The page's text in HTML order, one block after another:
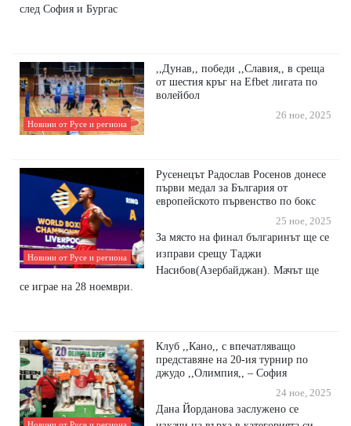
след София и Бургас
Новини от Русе и региона
,,Дунав,, победи ,,Славия,, в среща
от шестия кръг на Efbet лигата по
волейбол
26 ное, 2025
Новини от Русе и региона
Русенецът Радослав Росенов донесе
първи медал за България от
европейското първенство по бокс
25 ное, 2025
За място на финал българинът ще се
изправи срещу Таджи
Насибов(Азербайджан). Мачът ще
се играе на 28 ноември.
Клуб ,,Кано,, с впечатляващо
представяне на 20-ия турнир по
джудо ,,Олимпия,, – София
24 ное, 2025
Дана Йорданова заслужено се